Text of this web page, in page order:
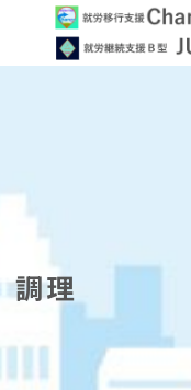
調理